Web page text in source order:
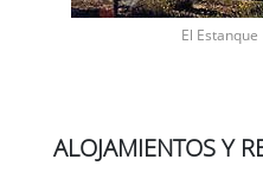
El Estanque
ALOJAMIENTOS Y